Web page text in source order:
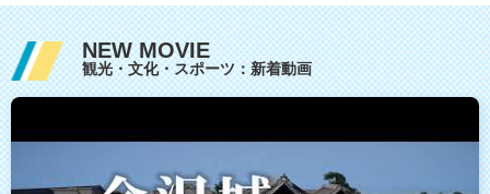
NEW MOVIE
観光・文化・スポーツ：新着動画